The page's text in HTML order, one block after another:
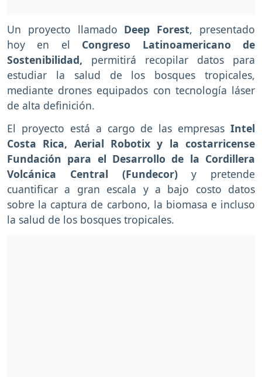
Un proyecto llamado Deep Forest, presentado
hoy en el Congreso Latinoamericano de
Sostenibilidad, permitirá recopilar datos para
estudiar la salud de los bosques tropicales,
mediante drones equipados con tecnología láser
de alta definición.
El proyecto está a cargo de las empresas Intel
Costa Rica, Aerial Robotix y la costarricense
Fundación para el Desarrollo de la Cordillera
Volcánica Central (Fundecor)y pretende
cuantificar a gran escala y a bajo costo datos
sobre la captura de carbono, la biomasa e incluso
la salud de los bosques tropicales.